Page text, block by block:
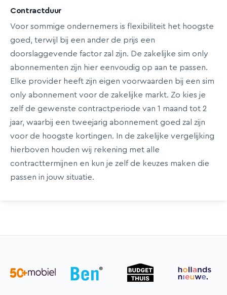
Contractduur
Voor sommige ondernemers is flexibiliteit het hoogste
goed, terwijl bij een ander de prijs een
doorslaggevende factor zal zijn. De zakelijke sim only
abonnementen zijn hier eenvoudig op aan te passen.
Elke provider heeft zijn eigen voorwaarden bij een sim
only abonnement voor de zakelijke markt. Zo kies je
zelf de gewenste contractperiode van 1 maand tot 2
jaar, waarbij een tweejarig abonnement goed zal zijn
voor de hoogste kortingen. In de zakelijke vergelijking
hierboven houden wij rekening met alle
contracttermijnen en kun je zelf de keuzes maken die
passen in jouw situatie.